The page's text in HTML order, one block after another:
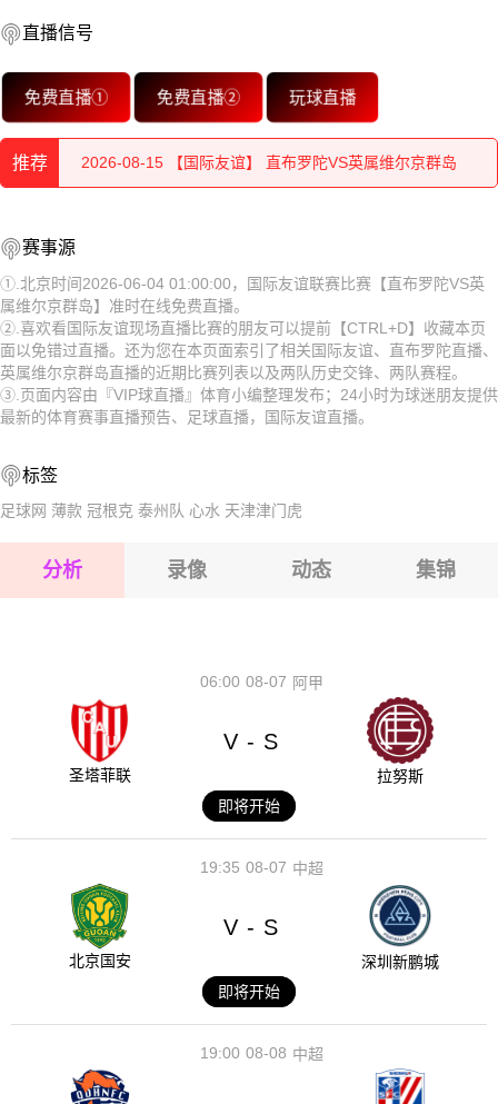
直播信号
免费直播① 免费直播② 玩球直播
推荐
2026-08-15 【国际友谊】 直布罗陀VS英属维尔京群岛
2026-08-15 【国际友谊】 直布罗陀VS英属维尔京群岛
2026-08-15 【国际友谊】 直布罗陀VS英属维尔京群岛
2026-08-15 【国际友谊】 直布罗陀VS英属维尔京群岛
2026-08-15 【国际友谊】 直布罗陀VS英属维尔京群岛
2026-08-15 【国际友谊】 直布罗陀VS英属维尔京群岛
2026-08-15 【国际友谊】 直布罗陀VS英属维尔京群岛
2026-08-15 【国际友谊】 直布罗陀VS英属维尔京群岛
2026-08-15 【国际友谊】 直布罗陀VS英属维尔京群岛
赛事源
①.北京时间2026-06-04 01:00:00，国际友谊联赛比赛【直布罗陀VS英
属维尔京群岛】准时在线免费直播。
②.喜欢看国际友谊现场直播比赛的朋友可以提前【CTRL+D】收藏本页
面以免错过直播。还为您在本页面索引了相关国际友谊、直布罗陀直播、
英属维尔京群岛直播的近期比赛列表以及两队历史交锋、两队赛程。
③.页面内容由『VIP球直播』体育小编整理发布；24小时为球迷朋友提供
最新的体育赛事直播预告、足球直播，国际友谊直播。
标签
足球网 薄款 冠根克 泰州队 心水 天津津门虎
分析 录像 动态 集锦
08-07
06:00 阿甲
圣塔菲联
V - S
拉努斯
即将开始
08-07
19:35 中超
北京国安
V - S
深圳新鹏城
即将开始
08-08
19:00 中超